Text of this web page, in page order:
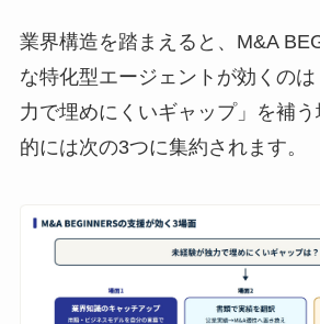
業界構造を踏まえると、M&A
な特化型エージェントが効くの
力で埋めにくいギャップ」を補
的には次の3つに集約されます。